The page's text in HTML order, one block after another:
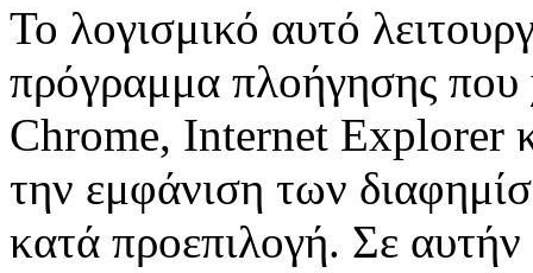
Το λογισμικό αυτό
πρόγραμμα πλοήγησης που
Chrome, Internet Explorer
την εμφάνιση των
κατά προεπιλογή. Σε